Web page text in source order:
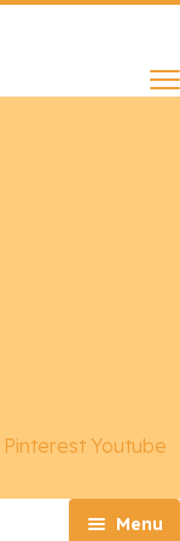
Pinterest Youtube
Menu